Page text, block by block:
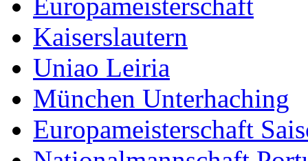
Europameisterschaft
Kaiserslautern
Uniao Leiria
München Unterhaching
Europameisterschaft